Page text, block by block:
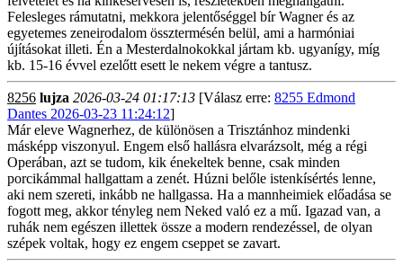
Felesleges rámutatni, mekkora jelentőséggel bír Wagner és az
egyetemes zeneirodalom össztermésén belül, ami a harmóniai
újításokat illeti. Én a Mesterdalnokokkal jártam kb. ugyanígy, míg
kb. 15-16 évvel ezelőtt esett le nekem végre a tantusz.
8256 lujza 2026-03-24 01:17:13 [Válasz erre: 8255 Edmond
Dantes 2026-03-23 11:24:12]
Már eleve Wagnerhez, de különösen a Trisztánhoz mindenki
másképp viszonyul. Engem első hallásra elvarázsolt, még a régi
Operában, azt se tudom, kik énekeltek benne, csak minden
porcikámmal hallgattam a zenét. Húzni belőle istenkísértés lenne,
aki nem szereti, inkább ne hallgassa. Ha a mannheimiek előadása se
fogott meg, akkor tényleg nem Neked való ez a mű. Igazad van, a
ruhák nem egészen illettek össze a modern rendezéssel, de olyan
szépek voltak, hogy ez engem cseppet se zavart.